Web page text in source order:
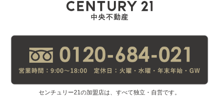
センチュリー21の加盟店は、すべて独立・自営です。